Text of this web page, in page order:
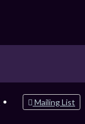
Mailing List